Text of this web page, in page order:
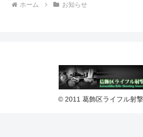
ホーム お知らせ
© 2011 葛飾区ライフル射撃